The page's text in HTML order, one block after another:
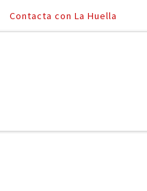
Contacta con La Huella